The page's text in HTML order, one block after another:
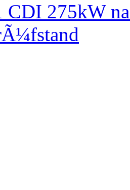
CDI 275kW